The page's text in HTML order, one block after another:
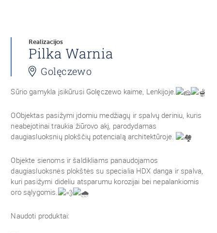
Realizacijos
Pilka Warnia
Golęczewo
Sūrio gamykla įsikūrusi Golęczewo kaime, Lenkijoje.
OObjektas pasižymi įdomiu medžiagų ir spalvų deriniu, kuris
neabejotinai traukia žiūrovo akį, parodydamas
daugiasluoksnių plokščių potencialą architektūroje.
Objekte sienoms ir šaldikliams panaudojamos
daugiasluoksnės plokštės su specialia HDX danga ir spalva,
kuri pasižymi dideliu atsparumu korozijai bei nepalankiomis
oro sąlygomis.
Naudoti produktai: